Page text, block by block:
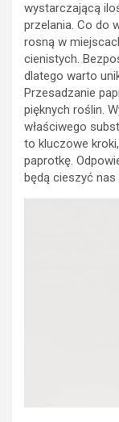
wystarczającą
przelania. Co do
rosną w
cienistych.
dlatego warto
Przesadzanie
pięknych roślin.
właściwego
to kluczowe
paprotkę.
będą cieszyć